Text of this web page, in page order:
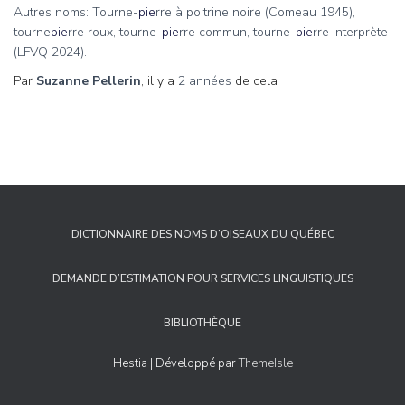
Autres noms: Tourne-pierre à poitrine noire (Comeau 1945),
tournepierre roux, tourne-pierre commun, tourne-pierre interprète
(LFVQ 2024).
Par Suzanne Pellerin, il y a 2 années de cela
DICTIONNAIRE DES NOMS D’OISEAUX DU QUÉBEC
DEMANDE D’ESTIMATION POUR SERVICES LINGUISTIQUES
BIBLIOTHÈQUE
Hestia | Développé parThemeIsle